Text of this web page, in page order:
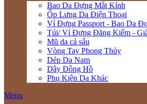
Bao Da Đựng Mắt Kính
Ốp Lưng Da Điện Thoại
Ví Đựng Passport - Bao Da
Túi/ Ví Đựng Đăng Kiểm -
Mũ da cá sấu
Vòng Tay Phong Thủy
Dép Da Nam
Dây Đồng Hồ
Phụ Kiện Da Khác
Menu